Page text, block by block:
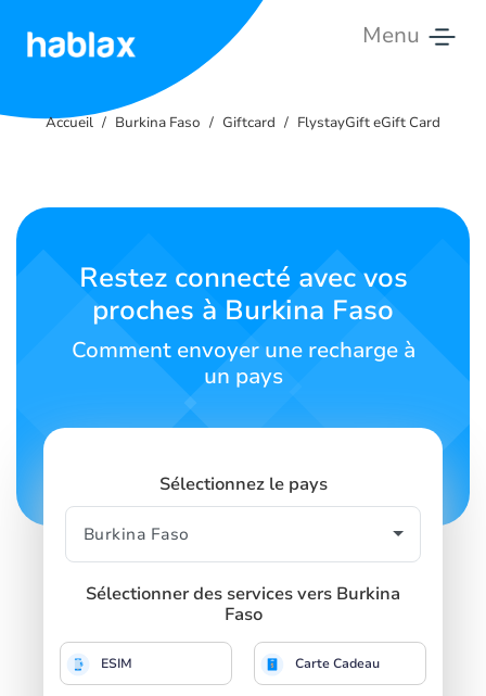
Menu
Tarifs
Contactez-
nous
Français
SIGN IN
Accueil Burkina Faso Giftcard FlystayGift eGift Card
Restez connecté avec vos
proches à Burkina Faso
Comment envoyer une recharge à
un pays
Sélectionnez le pays
Sélectionner des services vers Burkina
Faso
ESIM Carte Cadeau